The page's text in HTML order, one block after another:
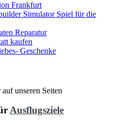
Frankfurt
Simulator Spiel für die
Reparatur
kaufen
Geschenke
unseren Seiten
Ausflugsziele